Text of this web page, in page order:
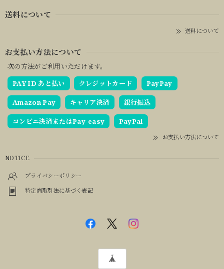
送料について
送料について
お支払い方法について
次の方法がご利用いただけます。
PAY ID あと払い
クレジットカード PayPay
Amazon Pay キャリア決済 銀行振込
コンビニ決済またはPay-easy PayPal
お支払い方法について
NOTICE
プライバシーポリシー
特定商取引法に基づく表記